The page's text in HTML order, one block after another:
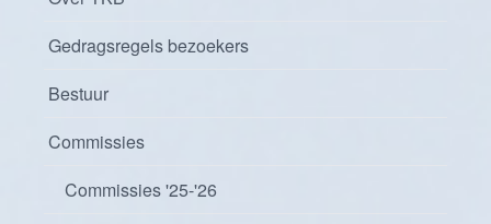
Gedragsregels bezoekers
Bestuur
Commissies
Commissies '25-'26